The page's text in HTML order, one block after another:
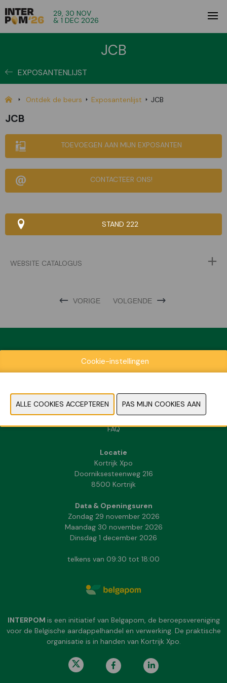
29, 30 NOV
& 1 DEC 2026
JCB
EXPOSANTENLIJST
Ontdek de beurs Exposantenlijst JCB
JCB
TOEVOEGEN AAN MIJN EXPOSANTEN
CONTACTEER ONS!
STAND 222
WEBSITE CATALOGUS
VORIGE VOLGENDE
Exposantenlijst
Contact
Pers- en beeldmateriaal
FAQ
Locatie
Kortrijk Xpo
Doorniksesteenweg 216
8500 Kortrijk
Data & Openingsuren
Zondag 29 november 2026
Maandag 30 november 2026
Dinsdag 1 december 2026
telkens van 09:30 tot 18:00
INTERPOM is een initiatief van Belgapom, de beroepsvereniging
voor de Belgische aardappelhandel en verwerking. De praktische
organisatie is in handen van Kortrijk Xpo.
Cookie-instellingen